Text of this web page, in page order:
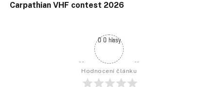
Carpathian VHF contest 2026
0 0 hlasy
Hodnocení článku